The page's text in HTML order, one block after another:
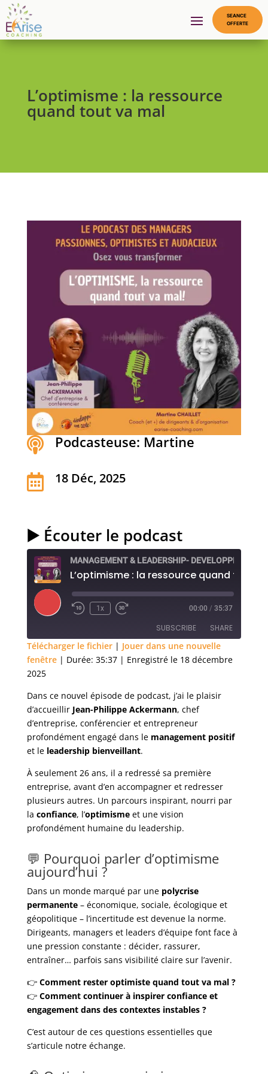
SEANCE
OFFERTE
L’optimisme : la ressource
quand tout va mal
 Podcasteuse: Martine
 18 Déc, 2025
▶️ Écouter le podcast
Play
Episode
1x 00:00 / 35:37
SUBSCRIBE SHARE
RSS FEED
SHARE
EMBED
Télécharger le fichier| Jouer dans une nouvelle
fenêtre| Durée: 35:37| Enregistré le 18 décembre
2025
Dans ce nouvel épisode de podcast, j’ai le plaisir
d’accueillir Jean-Philippe Ackermann, chef
d’entreprise, conférencier et entrepreneur
profondément engagé dans le management positif
et le leadership bienveillant.
À seulement 26 ans, il a redressé sa première
entreprise, avant d’en accompagner et redresser
plusieurs autres. Un parcours inspirant, nourri par
la confiance, l’optimismeet une vision
profondément humaine du leadership.
💬 Pourquoi parler d’optimisme
aujourd’hui ?
Dans un monde marqué par une polycrise
permanente– économique, sociale, écologique et
géopolitique – l’incertitude est devenue la norme.
Dirigeants, managers et leaders d’équipe font face à
une pression constante : décider, rassurer,
entraîner… parfois sans visibilité claire sur l’avenir.
👉 Comment rester optimiste quand tout va mal ?
👉 Comment continuer à inspirer confiance et
engagement dans des contextes instables ?
C’est autour de ces questions essentielles que
s’articule notre échange.